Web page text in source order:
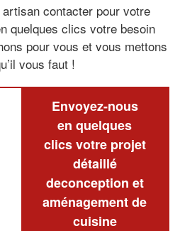
contacter pour votre
quelques clics votre besoin
pour vous et vous mettons
vous faut !
Envoyez-nous
en quelques
clics votre projet
détaillé
deconception et
aménagement de
cuisine